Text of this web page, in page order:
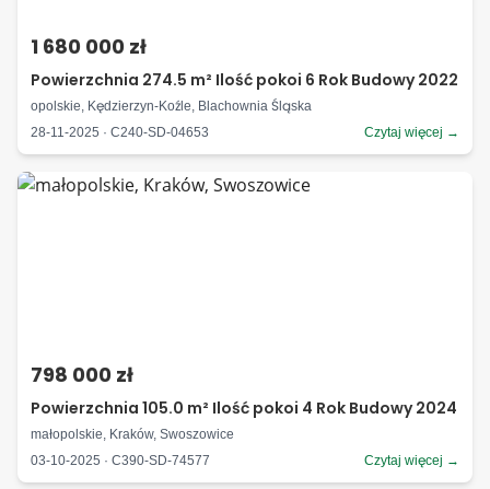
1 680 000 zł
Powierzchnia 274.5 m² Ilość pokoi 6 Rok Budowy 2022
opolskie, Kędzierzyn-Koźle, Blachownia Śląska
28-11-2025 · C240-SD-04653
Czytaj więcej →
798 000 zł
Powierzchnia 105.0 m² Ilość pokoi 4 Rok Budowy 2024
małopolskie, Kraków, Swoszowice
03-10-2025 · C390-SD-74577
Czytaj więcej →